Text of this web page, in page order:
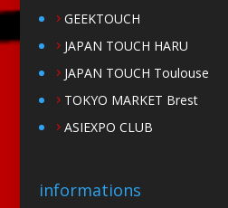
GEEKTOUCH
JAPAN TOUCH HARU
JAPAN TOUCH Toulouse
TOKYO MARKET Brest
ASIEXPO CLUB
informations